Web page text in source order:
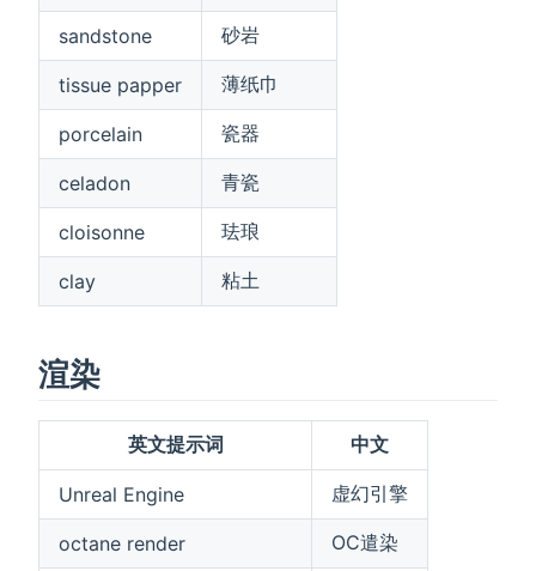
sandstone 砂岩
tissue papper 薄纸巾
porcelain 瓷器
celadon 青瓷
cloisonne 珐琅
clay 粘土
渲染
英文提示词 中文
Unreal Engine 虚幻引擎
octane render OC遣染